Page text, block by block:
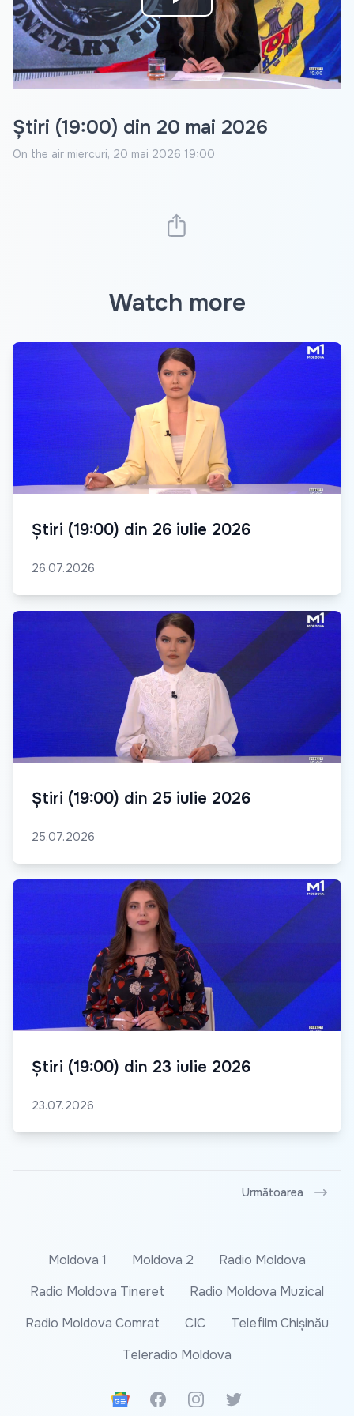
Play
Video
Știri (19:00) din 20 mai 2026
On the air miercuri, 20 mai 2026 19:00
Watch more
Știri (19:00) din 26 iulie 2026
26.07.2026
Știri (19:00) din 25 iulie 2026
25.07.2026
Știri (19:00) din 23 iulie 2026
23.07.2026
Următoarea
Moldova 1 Moldova 2
Radio Moldova
Radio Moldova Tineret
Radio Moldova Muzical
Radio Moldova Comrat
CIC
Telefilm Chișinău
Teleradio Moldova
Google News
FacebookInstagramTwitter